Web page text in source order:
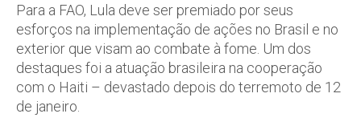
Para a FAO, Lula deve ser premiado por seus
esforços na implementação de ações no Brasil e no
exterior que visam ao combate à fome. Um dos
destaques foi a atuação brasileira na cooperação
com o Haiti – devastado depois do terremoto de 12
de janeiro.